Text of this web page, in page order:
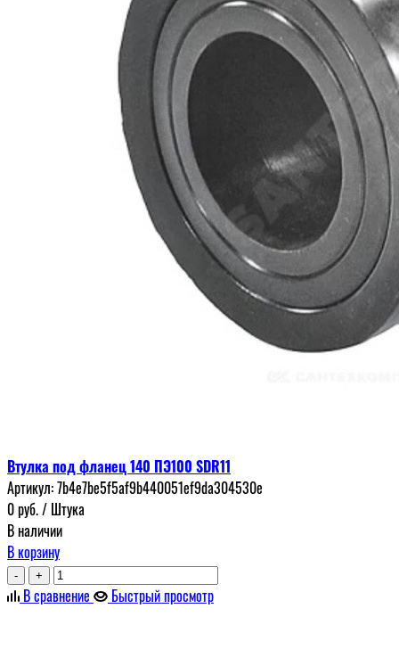
Втулка под фланец 140 ПЭ100 SDR11
Артикул:7b4e7be5f5af9b440051ef9da304530e
0руб./ Штука
В наличии
В корзину
- +
В сравнение Быстрый просмотр